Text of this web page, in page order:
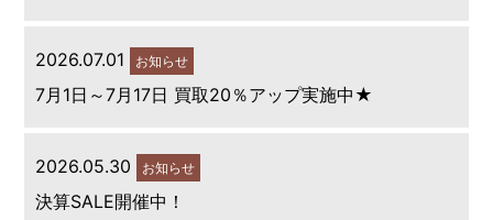
2026.07.01 お知らせ
7月1日～7月17日 買取20％アップ実施中★
2026.05.30 お知らせ
決算SALE開催中！